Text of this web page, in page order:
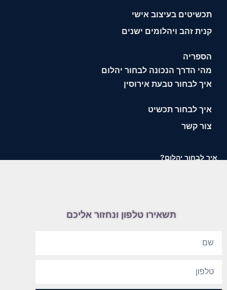
תכשיטים בעיצוב אישי
קנית זהב ויהלומים ישנים
הספריה
מהי הדרך הנכונה לבחור יהלום
איך לבחור טבעת אירוסין
איך לבחור תכשיט
צור קשר
איך לבחור יהלום?
תשאירו טלפון ונחזור אליכם